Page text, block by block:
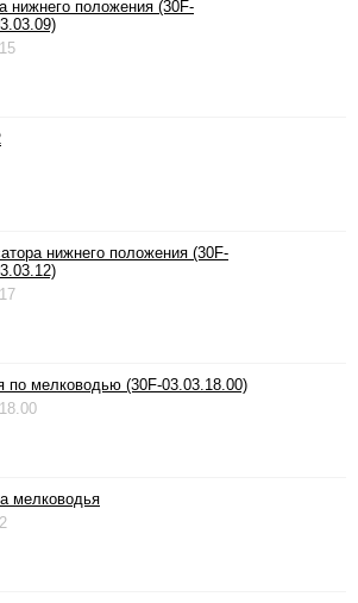
нижнего положения (30F-
нижнего положения (30F-
по мелководью (30F-03.03.18.00)
мелководья